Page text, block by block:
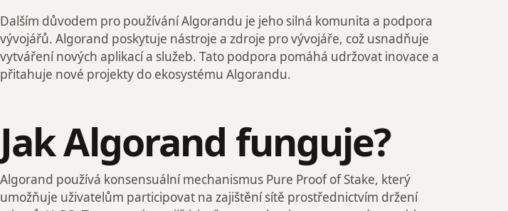
Dalším důvodem pro používání Algorandu je jeho silná komunita a podpora
vývojářů. Algorand poskytuje nástroje a zdroje pro vývojáře, což usnadňuje
vytváření nových aplikací a služeb. Tato podpora pomáhá udržovat inovace a
přitahuje nové projekty do ekosystému Algorandu.
Jak Algorand funguje?
Algorand používá konsensuální mechanismus Pure Proof of Stake, který
umožňuje uživatelům participovat na zajištění sítě prostřednictvím držení